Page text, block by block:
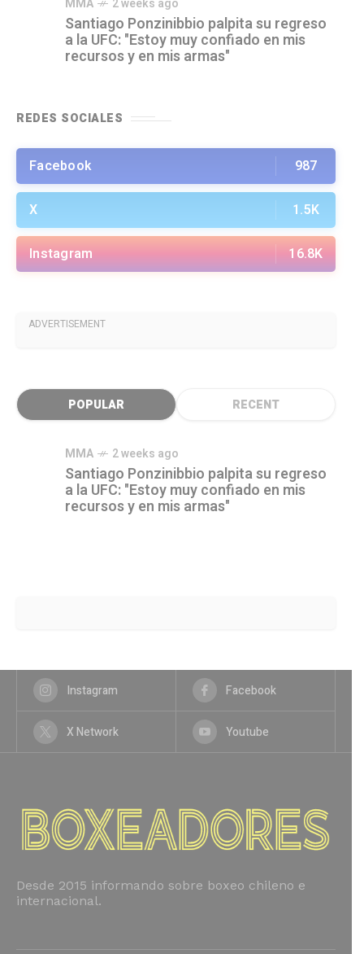
MMA 2 weeks ago
Santiago Ponzinibbio palpita su regreso
a la UFC: "Estoy muy confiado en mis
recursos y en mis armas"
REDES SOCIALES
Facebook 987
X 1.5K
Instagram 16.8K
ADVERTISEMENT
POPULAR RECENT
MMA 2 weeks ago
Santiago Ponzinibbio palpita su regreso
a la UFC: "Estoy muy confiado en mis
recursos y en mis armas"
Instagram Facebook
X Network Youtube
Desde 2015 informando sobre boxeo chileno e
internacional.